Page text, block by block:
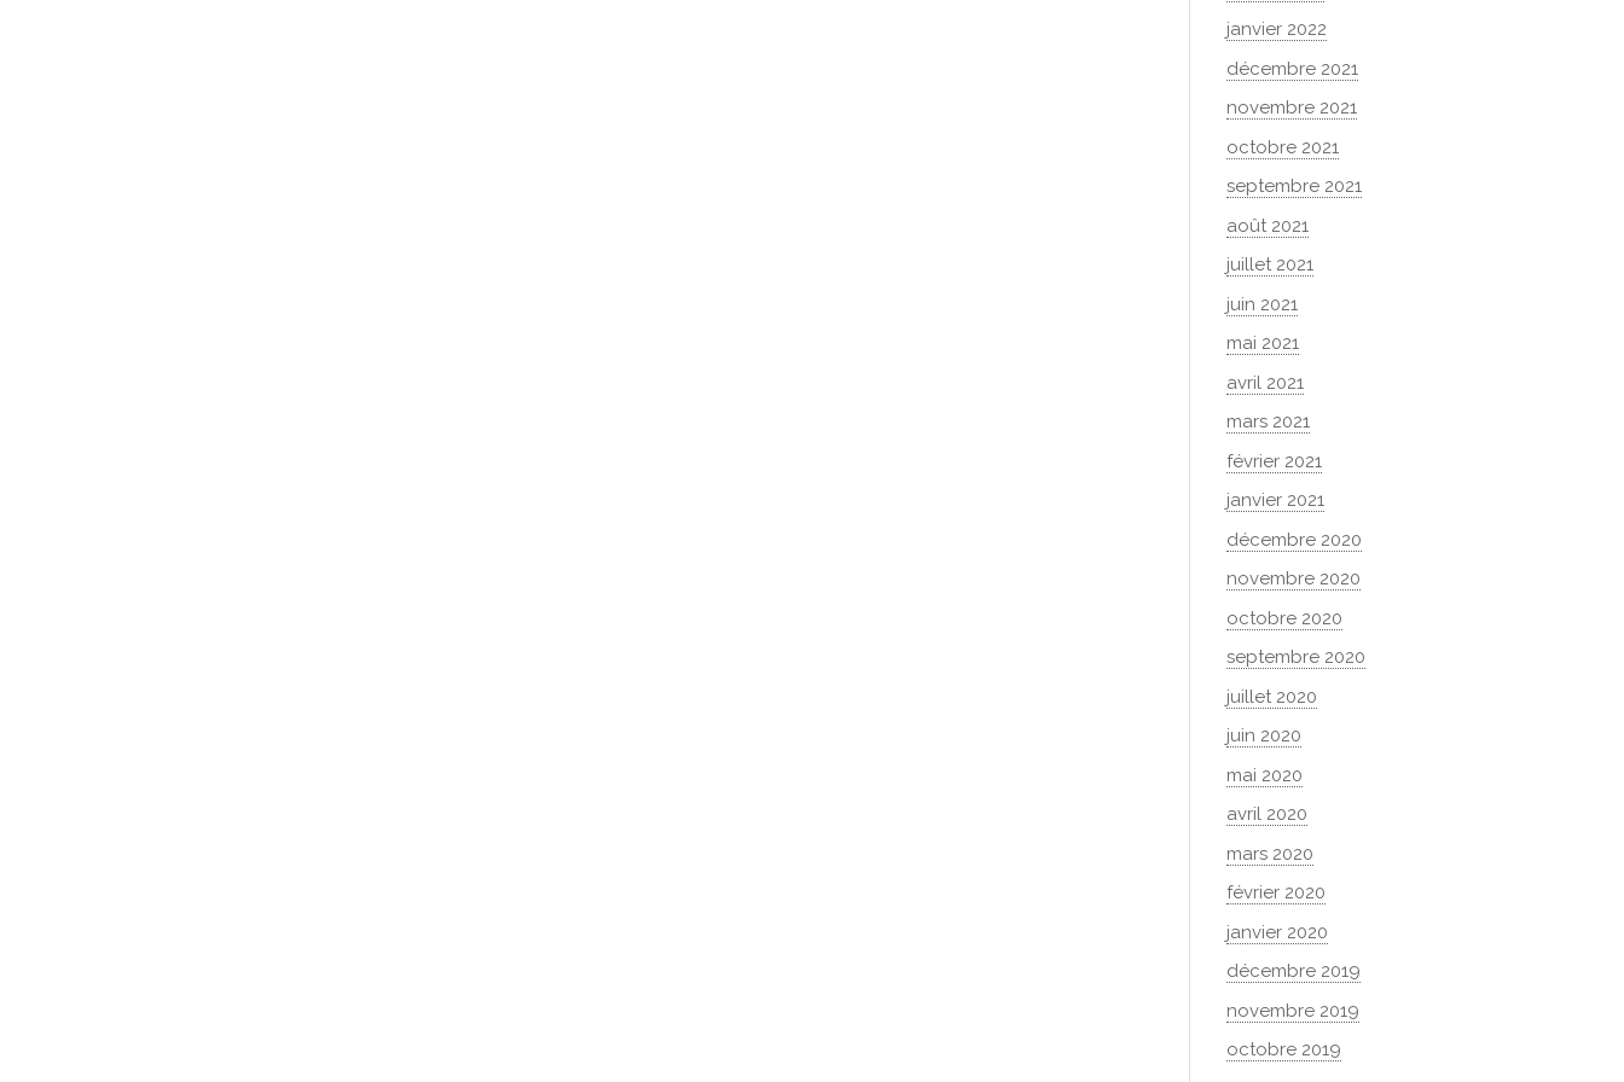
janvier 2022
décembre 2021
novembre 2021
octobre 2021
septembre 2021
août 2021
juillet 2021
juin 2021
mai 2021
avril 2021
mars 2021
février 2021
janvier 2021
décembre 2020
novembre 2020
octobre 2020
septembre 2020
juillet 2020
juin 2020
mai 2020
avril 2020
mars 2020
février 2020
janvier 2020
décembre 2019
novembre 2019
octobre 2019